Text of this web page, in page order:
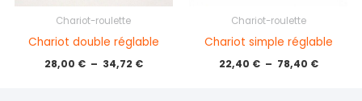
Chariot-roulette
Chariot double réglable
28,00 € – 34,72 €
Chariot-roulette
Chariot simple réglable
22,40 € – 78,40 €